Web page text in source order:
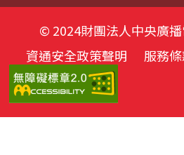
© 2024財團法人中央廣
資通安全政策聲明
服務